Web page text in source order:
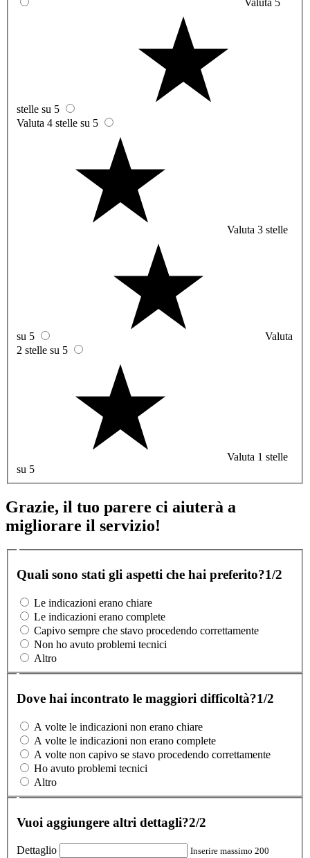
Valuta 5
stelle su 5
Valuta 4 stelle su 5
Valuta 3 stelle
su 5
Valuta
2 stelle su 5
Valuta 1 stelle
su 5
Grazie, il tuo parere ci aiuterà a
migliorare il servizio!
Quali sono stati gli aspetti che hai preferito?1/2
Le indicazioni erano chiare
Le indicazioni erano complete
Capivo sempre che stavo procedendo correttamente
Non ho avuto problemi tecnici
Altro
Dove hai incontrato le maggiori difficoltà?1/2
A volte le indicazioni non erano chiare
A volte le indicazioni non erano complete
A volte non capivo se stavo procedendo correttamente
Ho avuto problemi tecnici
Altro
Vuoi aggiungere altri dettagli?2/2
Dettaglio
Inserire massimo 200